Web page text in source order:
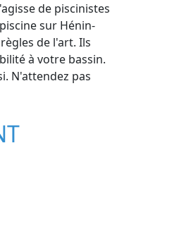
de piscinistes
sur Hénin-
de l'art. Ils
à votre bassin.
N'attendez pas